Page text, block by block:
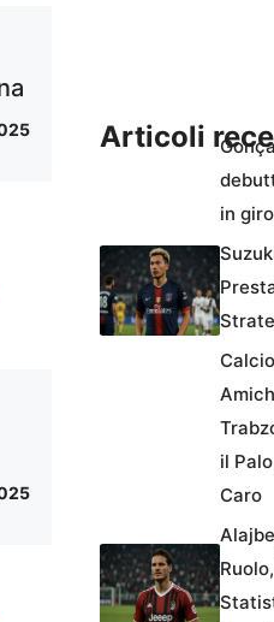
Articoli
in
il
Caro